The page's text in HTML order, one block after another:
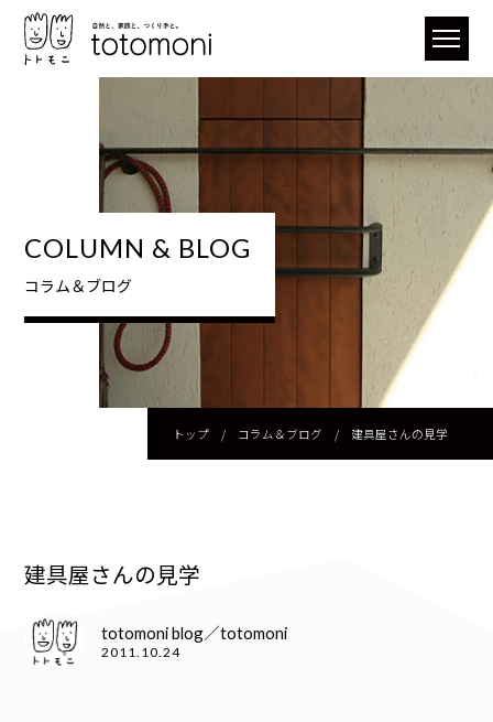
COLUMN & BLOG
コラム＆ブログ
トップ/ コラム＆ブログ / 建具屋さんの見学
建具屋さんの見学
totomoni blog／totomoni
2011.10.24